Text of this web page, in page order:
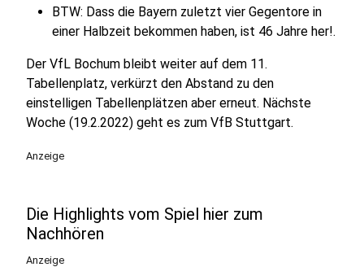
BTW: Dass die Bayern zuletzt vier Gegentore in
einer Halbzeit bekommen haben, ist 46 Jahre her!.
Der VfL Bochum bleibt weiter auf dem 11.
Tabellenplatz, verkürzt den Abstand zu den
einstelligen Tabellenplätzen aber erneut. Nächste
Woche (19.2.2022) geht es zum VfB Stuttgart.
Anzeige
Die Highlights vom Spiel hier zum
Nachhören
Anzeige